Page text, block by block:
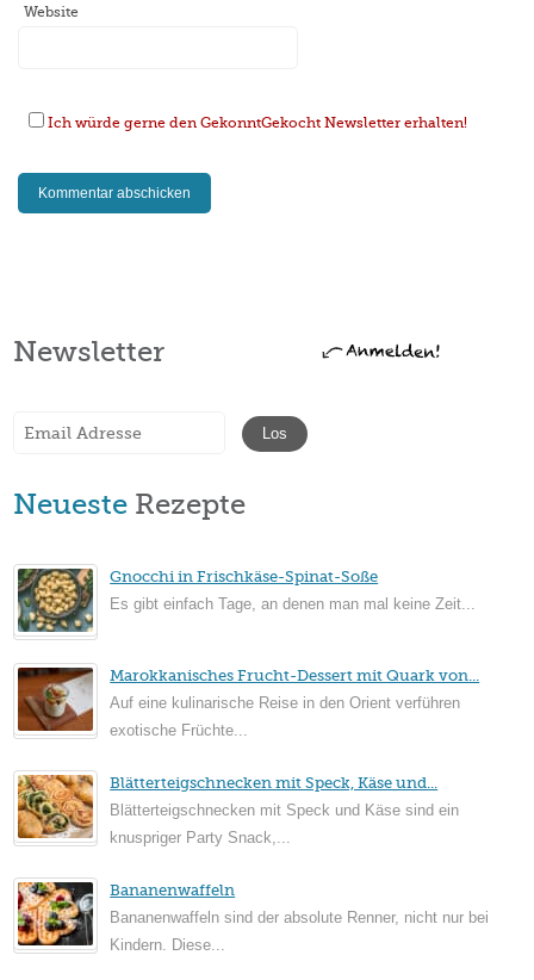
Website
Ich würde gerne den GekonntGekocht Newsletter erhalten!
Newsletter
Neueste Rezepte
Gnocchi in Frischkäse-Spinat-Soße
Es gibt einfach Tage, an denen man mal keine Zeit...
Marokkanisches Frucht-Dessert mit Quark von...
Auf eine kulinarische Reise in den Orient verführen
exotische Früchte...
Blätterteigschnecken mit Speck, Käse und...
Blätterteigschnecken mit Speck und Käse sind ein
knuspriger Party Snack,...
Bananenwaffeln
Bananenwaffeln sind der absolute Renner, nicht nur bei
Kindern. Diese...